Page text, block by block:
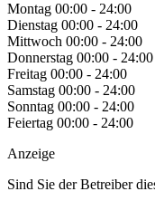
Montag 00:00 - 24:00
Dienstag 00:00 - 24:00
Mittwoch 00:00 - 24:00
Donnerstag 00:00 - 24:00
Freitag 00:00 - 24:00
Samstag 00:00 - 24:00
Sonntag 00:00 - 24:00
Feiertag 00:00 - 24:00
Anzeige
Sind Sie der Betreiber